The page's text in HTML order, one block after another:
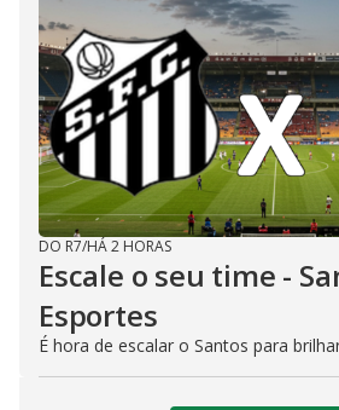
DO R7/HÁ 2 HORAS
Escale o seu time -
Esportes
É hora de escalar o Santos para